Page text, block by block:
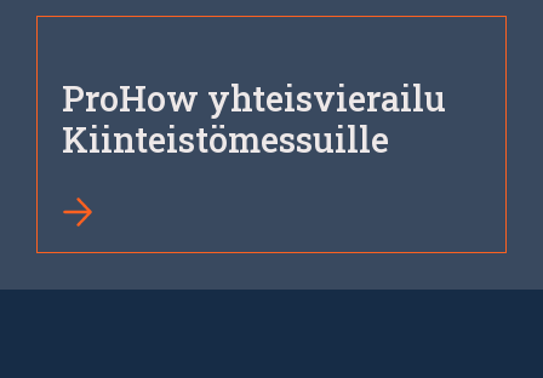
ProHow yhteisvierailu
Kiinteistömessuille